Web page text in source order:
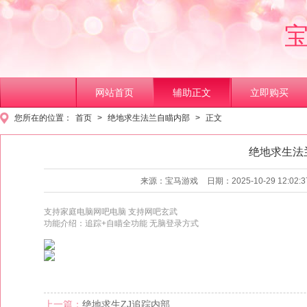
网站首页 辅助正文 立即购买
您所在的位置： 首页 > 绝地求生法兰自瞄内部 > 正文
绝地求生法
来源：宝马游戏 日期：2025-10-29
支持家庭电脑网吧电脑 支持网吧玄武
功能介绍：追踪+自瞄全功能 无脑登录方式
上一篇： 绝地求生ZJ追踪内部